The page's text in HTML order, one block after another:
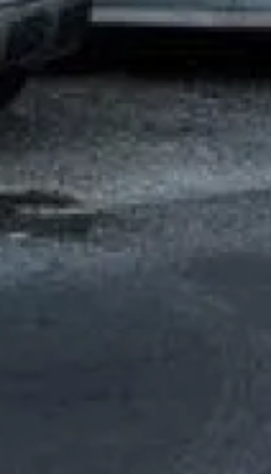
CONTRAT D’ENTRETIEN POUR CHAUDIERE ELM
LEBLANC A AIX EN PROVENCE
Gaz Intervention, situé à Aix-en-Provence, est spécialisé dans
l’entretien de chaudières à gaz. Agréée ELM LEBLANC, notre
entreprise propose des contrats d'entretien pour chaudières
basse température ou à condensation. Ce contrat inclut
l’entretien annuel, ainsi que la main d’œuvre et les déplacements
gratuits en cas de problème. Chaque année, vous recevez un
rappel automatique pour garantir le suivi de votre appareil. Faites
confiance à Gaz Intervention pour un service fiable sur Aix-en-
Provence et ses alentours.